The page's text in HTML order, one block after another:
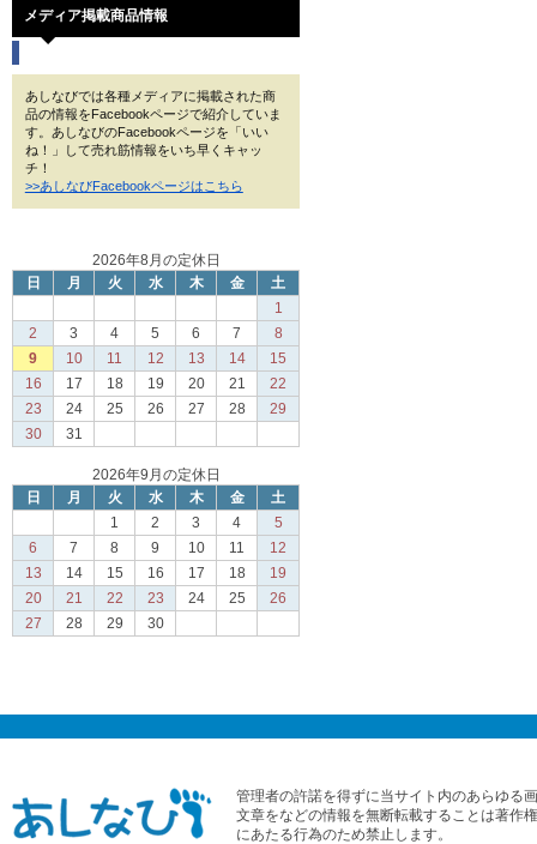
メディア掲載商品情報
あしなびでは各種メディアに掲載された商
品の情報をFacebookページで紹介していま
す。あしなびのFacebookページを「いい
ね！」して売れ筋情報をいち早くキャッ
チ！
>>あしなびFacebookページはこちら
2026年8月の定休日
日
月 火 水 木 金
土
1
2
3 4 5 6 7
8
9
10 11 12 13 14
15
16
17 18 19 20 21
22
23
24 25 26 27 28
29
30
31
2026年9月の定休日
日
月 火 水 木 金
土
1
2 3 4
5
6
7 8 9 10 11
12
13
14 15 16 17 18
19
20
21 22 23 24 25
26
27
28 29 30
管理者の許諾を得ずに当サイト内のあらゆる
文章をなどの情報を無断転載することは著作
にあたる行為のため禁止します。